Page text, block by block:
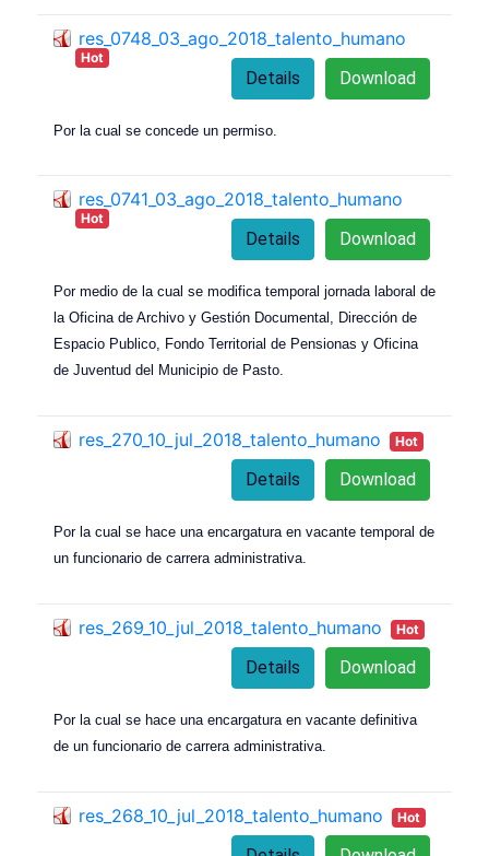
res_0748_03_ago_2018_talento_humano
Hot
Download
Details
Por la cual se concede un permiso.
res_0741_03_ago_2018_talento_humano
Hot
Download
Details
Por medio de la cual se modifica temporal jornada laboral de
la Oficina de Archivo y Gestión Documental, Dirección de
Espacio Publico, Fondo Territorial de Pensionas y Oficina
de Juventud del Municipio de Pasto.
res_270_10_jul_2018_talento_humano Hot
Download
Details
Por la cual se hace una encargatura en vacante temporal de
un funcionario de carrera administrativa.
res_269_10_jul_2018_talento_humano Hot
Download
Details
Por la cual se hace una encargatura en vacante definitiva
de un funcionario de carrera administrativa.
res_268_10_jul_2018_talento_humano Hot